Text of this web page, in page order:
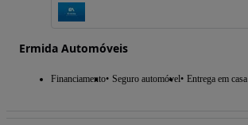
Ermida Automóveis
Financiamento Seguro automóvel Entrega em casa